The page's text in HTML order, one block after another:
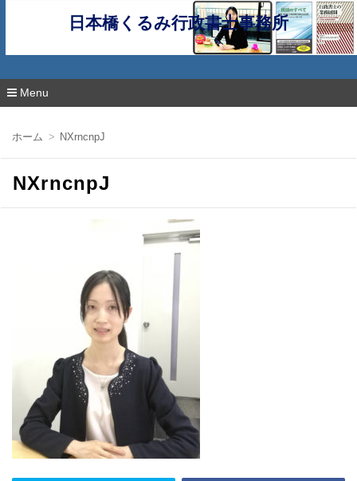
日本橋くるみ行政書士事務所
Menu
ン
ホーム NXrncnpJ
NXrncnpJ